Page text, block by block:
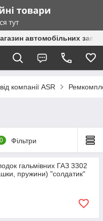
автомобільних
компанії ASR
0 Фільтри
гальмівних ГАЗ 3302
пружини) "солдатик"